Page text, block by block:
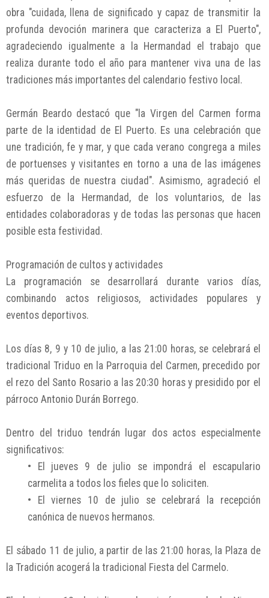
obra "cuidada, llena de significado y capaz de transmitir la
profunda devoción marinera que caracteriza a El Puerto",
agradeciendo igualmente a la Hermandad el trabajo que
realiza durante todo el año para mantener viva una de las
tradiciones más importantes del calendario festivo local.
Germán Beardo destacó que "la Virgen del Carmen forma
parte de la identidad de El Puerto. Es una celebración que
une tradición, fe y mar, y que cada verano congrega a miles
de portuenses y visitantes en torno a una de las imágenes
más queridas de nuestra ciudad". Asimismo, agradeció el
esfuerzo de la Hermandad, de los voluntarios, de las
entidades colaboradoras y de todas las personas que hacen
posible esta festividad.
Programación de cultos y actividades
La programación se desarrollará durante varios días,
combinando actos religiosos, actividades populares y
eventos deportivos.
Los días 8, 9 y 10 de julio, a las 21:00 horas, se celebrará el
tradicional Triduo en la Parroquia del Carmen, precedido por
el rezo del Santo Rosario a las 20:30 horas y presidido por el
párroco Antonio Durán Borrego.
Dentro del triduo tendrán lugar dos actos especialmente
significativos:
• El jueves 9 de julio se impondrá el escapulario
carmelita a todos los fieles que lo soliciten.
• El viernes 10 de julio se celebrará la recepción
canónica de nuevos hermanos.
El sábado 11 de julio, a partir de las 21:00 horas, la Plaza de
la Tradición acogerá la tradicional Fiesta del Carmelo.